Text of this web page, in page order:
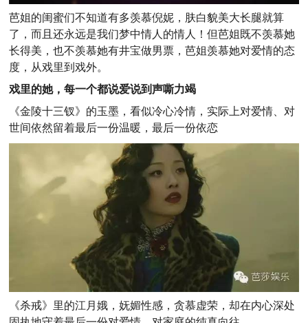
芭姐的闺蜜们不知道有多羡慕倪妮，肤白貌美大长腿就算
了，而且还永远是我们梦中情人的情人！但芭姐既不羡慕她
长得美，也不羡慕她有井宝做男票，芭姐羡慕她对爱情的态
度，从戏里到戏外。
戏里的她，每一个都说爱说到声嘶力竭
《金陵十三钗》的玉墨，看似冷心冷情，实际上对爱情、对
世间依然留着最后一份温暖，最后一份依恋
《杀戒》里的江月娥，妩媚性感，贪慕虚荣，却在内心深处